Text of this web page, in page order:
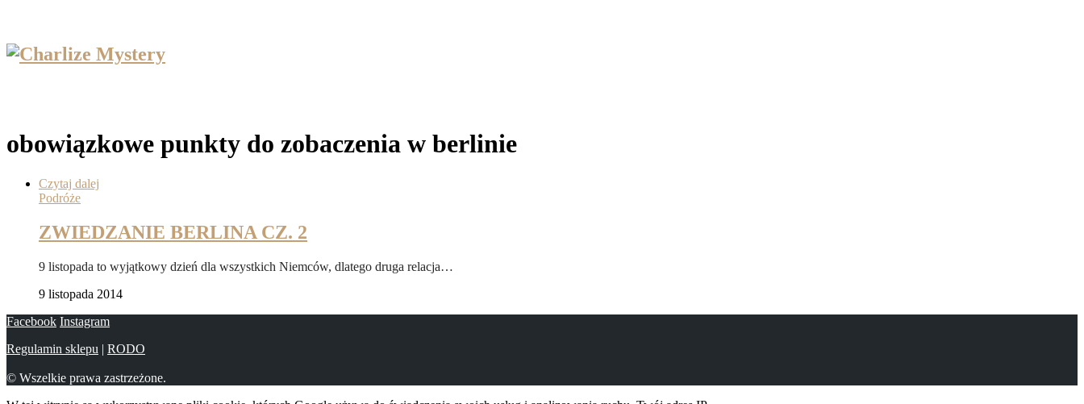
obowiązkowe punkty do zobaczenia w berlinie
Czytaj dalej
Podróże
ZWIEDZANIE BERLINA CZ. 2
9 listopada to wyjątkowy dzień dla wszystkich Niemców, dlatego druga relacja…
9 listopada 2014
Facebook Instagram
Regulamin sklepu | RODO
© Wszelkie prawa zastrzeżone.